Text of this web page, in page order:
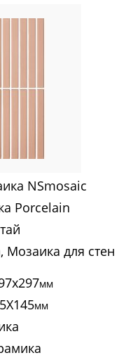
NSmosaic
Porcelain
Мозаика для стен
мм
мм